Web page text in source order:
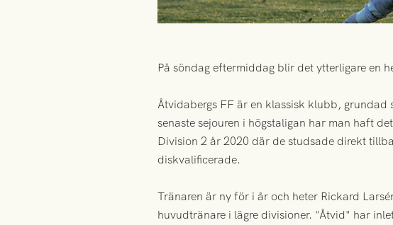
På söndag eftermiddag blir det ytterligare en
Åtvidabergs FF är en klassisk klubb, grundad
senaste sejouren i högstaligan har man haft
Division 2 år 2020 där de studsade direkt
diskvalificerade.
Tränaren är ny för i år och heter Rickard
huvudtränare i lägre divisioner. "Åtvid" har